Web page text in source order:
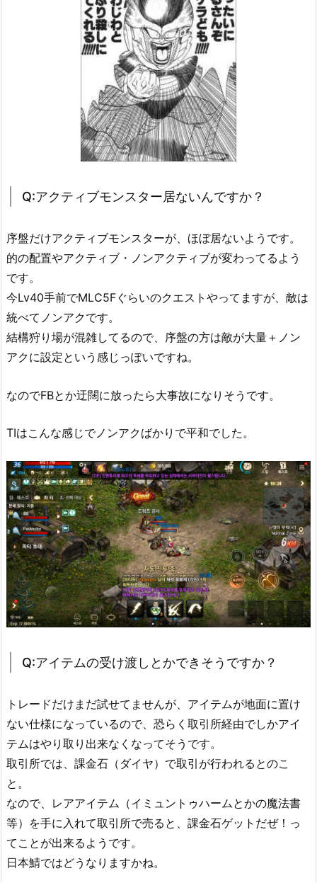
Q:アクティブモンスター居ないんですか？
序盤だけアクティブモンスターが、ほぼ居ないようです。
的の配置やアクティブ・ノンアクティブが変わってるよう
です。
今Lv40手前でMLC5Fぐらいのクエストやってますが、敵は
統べてノンアクです。
結構狩り場が混雑してるので、序盤の方は敵が大量＋ノン
アクに設定という感じっぽいですね。
なのでFBとか迂闊に放ったら大事故になりそうです。
TIはこんな感じでノンアクばかりで平和でした。
Q:アイテムの受け渡しとかできそうですか？
トレードだけまだ試せてませんが、アイテムが地面に置け
ない仕様になっているので、恐らく取引所経由でしかアイ
テムはやり取り出来なくなってそうです。
取引所では、課金石（ダイヤ）で取引が行われるとのこ
と。
なので、レアアイテム（イミュントゥハームとかの魔法書
等）を手に入れて取引所で売ると、課金石ゲットだぜ！っ
てことが出来るようです。
日本鯖ではどうなりますかね。